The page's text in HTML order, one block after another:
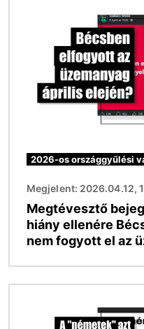
2026-os országgyűlési
Megjelent: 2026.04.12,
Megtévesztő
hiány ellenére
nem fogyott el az